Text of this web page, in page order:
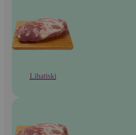
Lihatiski